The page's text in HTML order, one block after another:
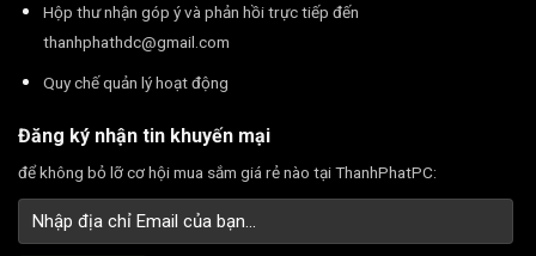
Hộp thư nhận góp ý và phản hồi trực tiếp đến
thanhphathdc@gmail.com
Quy chế quản lý hoạt động
Đăng ký nhận tin khuyến mại
để không bỏ lỡ cơ hội mua sắm giá rẻ nào tại ThanhPhatPC: